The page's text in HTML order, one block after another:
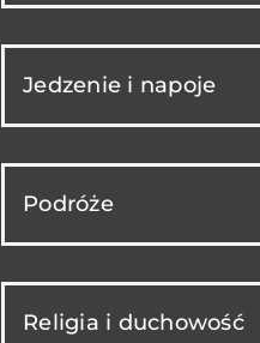
Jedzenie i napoje
Podróże
Religia i duchowość